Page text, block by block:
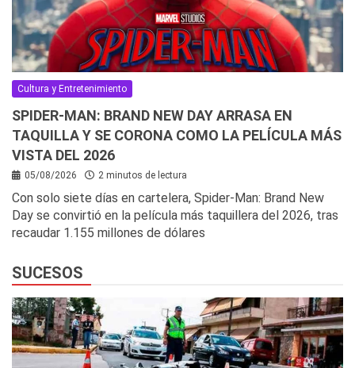
Cultura y Entretenimiento
SPIDER-MAN: BRAND NEW DAY ARRASA EN
TAQUILLA Y SE CORONA COMO LA PELÍCULA MÁS
VISTA DEL 2026
05/08/2026 2 minutos de lectura
Con solo siete días en cartelera, Spider-Man: Brand New
Day se convirtió en la película más taquillera del 2026, tras
recaudar 1.155 millones de dólares
SUCESOS